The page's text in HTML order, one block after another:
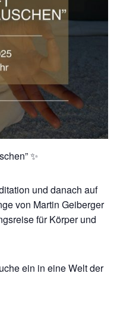
✨
und danach auf
von Martin Geiberger
für Körper und
ein in eine Welt der